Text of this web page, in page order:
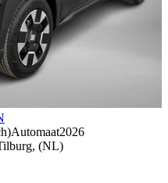
Automaat2026
(NL)